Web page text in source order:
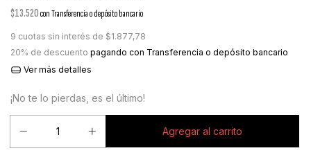
$13.520conTransferencia o depósito bancario
9 cuotas sin interés de $1.877,78
20% de descuento pagando con Transferencia o depósito bancario
Ver más detalles
¡No te lo pierdas, es el último!